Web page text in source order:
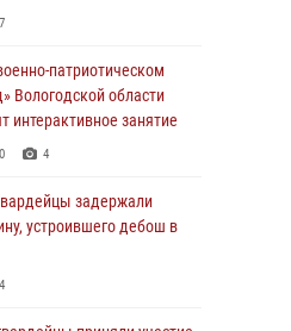
Соколе задержали
нарушителя
Чемпионат Северо-
Росгвардии по самбо и
патриотическом
Вологодской области
интерактивное занятие
4
задержали
устроившего дебош в